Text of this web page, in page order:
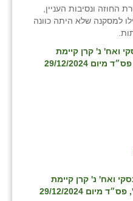
החוזה ונסיבות העניין,
למסקנה שלא היתה כוונה
37747-11-15 חינסקי ואח' נ' קרן קיימת
29/12/2024
37747-11-15 חינסקי ואח' נ' קרן קיימת
29/12/2024